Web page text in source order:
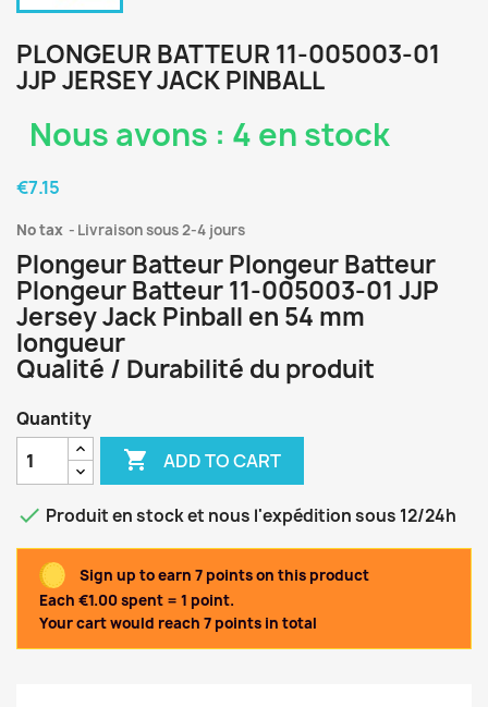
PLONGEUR BATTEUR 11-005003-01
JJP JERSEY JACK PINBALL
Nous avons : 4 en stock
€7.15
No tax Livraison sous 2-4 jours
Plongeur Batteur Plongeur Batteur
Plongeur Batteur 11-005003-01 JJP
Jersey Jack Pinball en 54 mm
longueur
Qualité / Durabilité du produit
Quantity
 ADD TO CART
 Produit en stock et nous l'expédition sous 12/24h
Sign up to earn 7 points on this product
Each €1.00 spent = 1 point.
Your cart would reach 7 points in total